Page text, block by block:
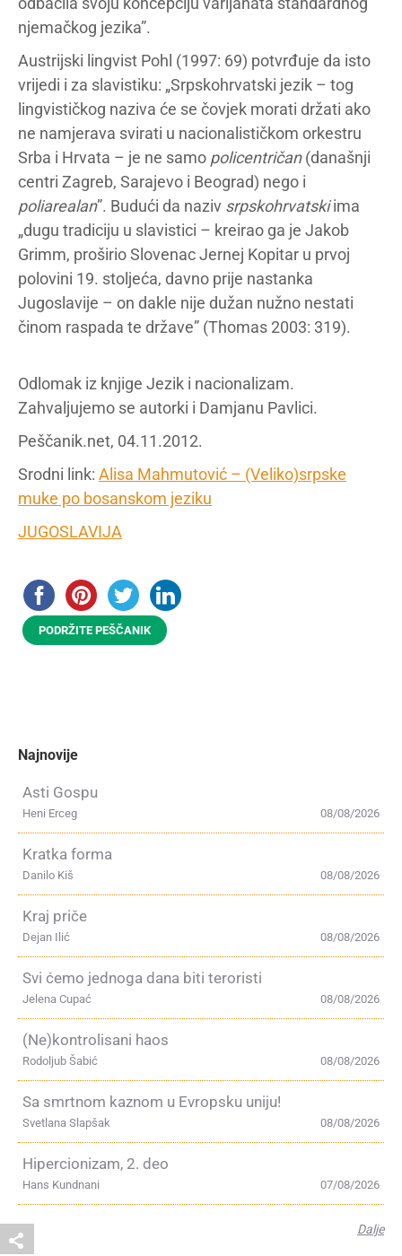
njemačkog jezika”.
Austrijski lingvist Pohl (1997: 69) potvrđuje da isto
vrijedi i za slavistiku: „Srpskohrvatski jezik – tog
lingvističkog naziva će se čovjek morati držati ako
ne namjerava svirati u nacionalističkom orkestru
Srba i Hrvata – je ne samo policentričan(današnji
centri Zagreb, Sarajevo i Beograd) nego i
poliarealan”. Budući da naziv srpskohrvatskiima
„dugu tradiciju u slavistici – kreirao ga je Jakob
Grimm, proširio Slovenac Jernej Kopitar u prvoj
polovini 19. stoljeća, davno prije nastanka
Jugoslavije – on dakle nije dužan nužno nestati
činom raspada te države” (Thomas 2003: 319).
Odlomak iz knjige Jezik i nacionalizam.
Zahvaljujemo se autorki i Damjanu Pavlici.
Peščanik.net, 04.11.2012.
Srodni link: Alisa Mahmutović – (Veliko)srpske
muke po bosanskom jeziku
JUGOSLAVIJA
PODRŽITE PEŠČANIK
Najnovije
Asti Gospu
08/08/2026
Heni Erceg
Kratka forma
08/08/2026
Danilo Kiš
Kraj priče
08/08/2026
Dejan Ilić
Svi ćemo jednoga dana biti teroristi
08/08/2026
Jelena Cupać
(Ne)kontrolisani haos
08/08/2026
Rodoljub Šabić
Sa smrtnom kaznom u Evropsku uniju!
08/08/2026
Svetlana Slapšak
Hipercionizam, 2. deo
07/08/2026
Hans Kundnani
Dalje